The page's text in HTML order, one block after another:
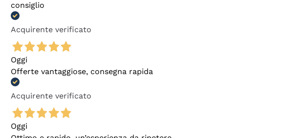
consiglio
Acquirente verificato
Oggi
Offerte vantaggiose, consegna rapida
Acquirente verificato
Oggi